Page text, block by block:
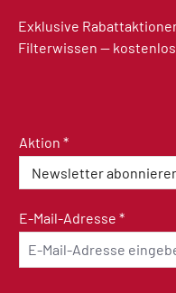
Exklusive
Filterwissen —
Aktion *
E-Mail-Adresse *